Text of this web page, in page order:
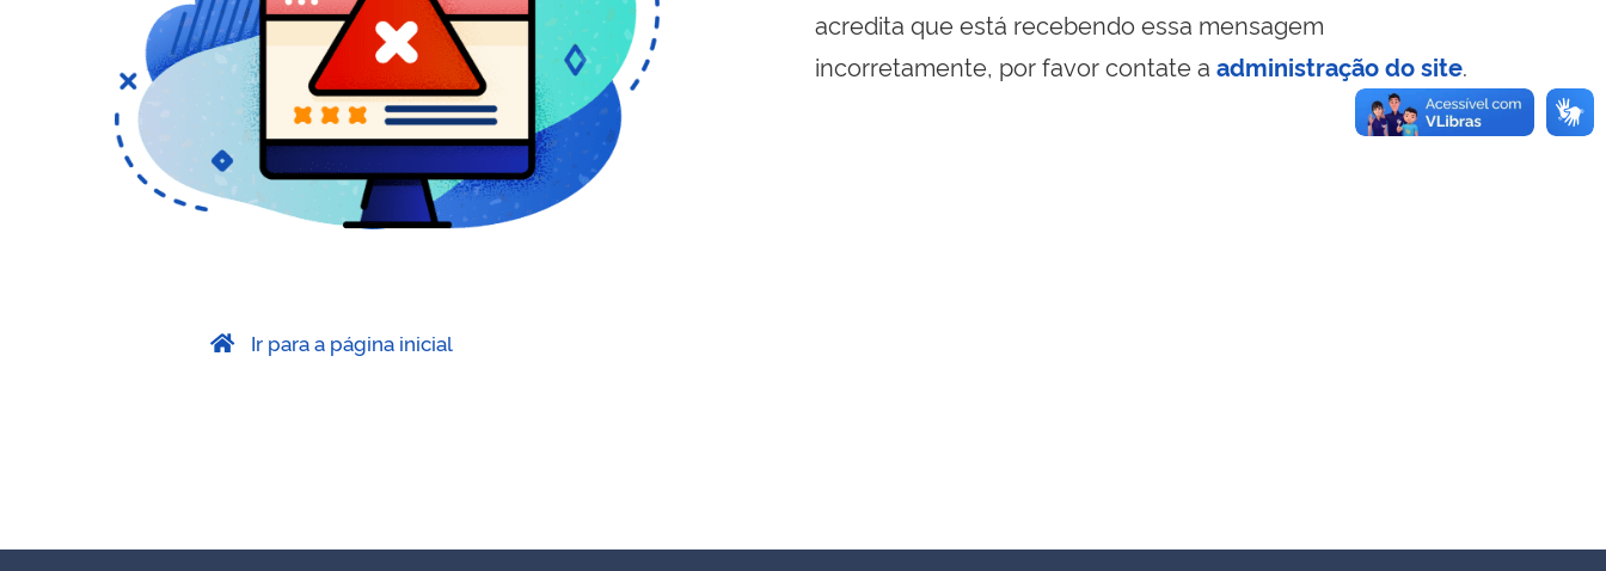
acredita que está recebendo essa mensagem
incorretamente, por favor contate a administração do site.
Ir para a página inicial